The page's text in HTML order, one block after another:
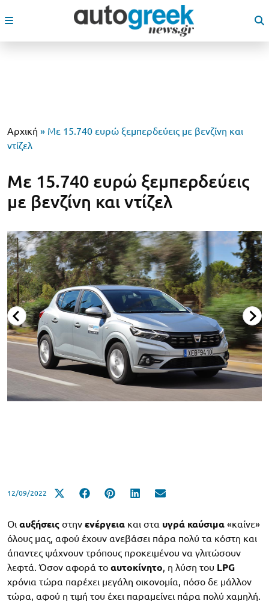
Αρχική » Με 15.740 ευρώ ξεμπερδεύεις με βενζίνη και
ντίζελ
Με 15.740 ευρώ ξεμπερδεύεις
με βενζίνη και ντίζελ
12/09/2022
Οι αυξήσεις στην ενέργεια και στα υγρά καύσιμα «καίνε»
όλους μας, αφού έχουν ανεβάσει πάρα πολύ τα κόστη και
άπαντες ψάχνουν τρόπους προκειμένου να γλιτώσουν
λεφτά. Όσον αφορά το αυτοκίνητο, η λύση του LPG
χρόνια τώρα παρέχει μεγάλη οικονομία, πόσο δε μάλλον
τώρα, αφού η τιμή του έχει παραμείνει πάρα πολύ χαμηλή.